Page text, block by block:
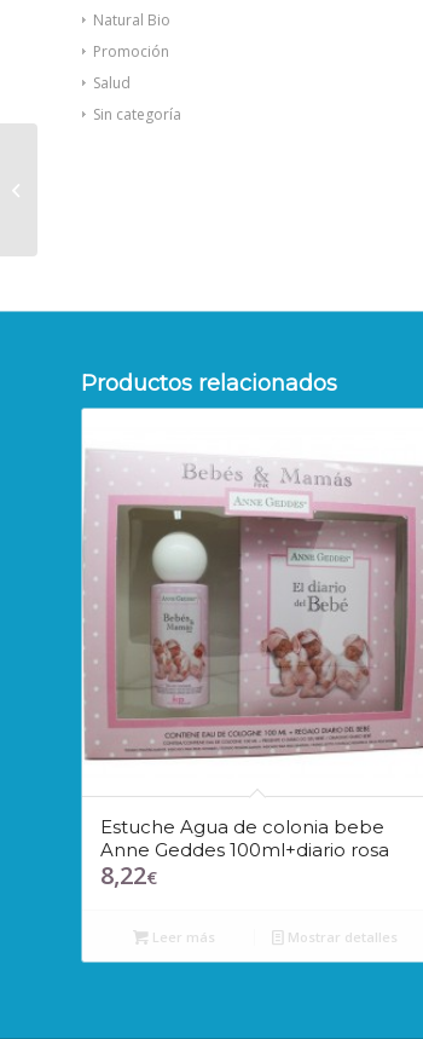
Natural Bio
Promoción
Salud
Sin categoría
Productos relacionados
Estuche Agua de colonia bebe
Anne Geddes 100ml+diario rosa
8,22€
Leer más Mostrar detalles